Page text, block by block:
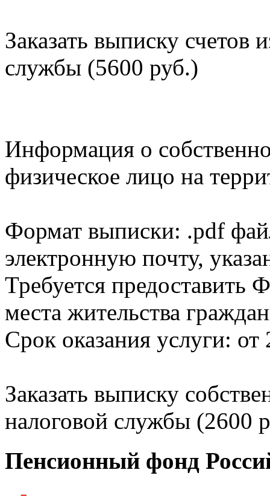
Заказать выписку счетов
службы (5600 руб.)
Информация о
физическое лицо на
Формат выписки: .pdf
электронную почту,
Требуется
места жительства
Срок оказания услуги: от
Заказать выписку
налоговой службы (2600
Пенсионный фонд